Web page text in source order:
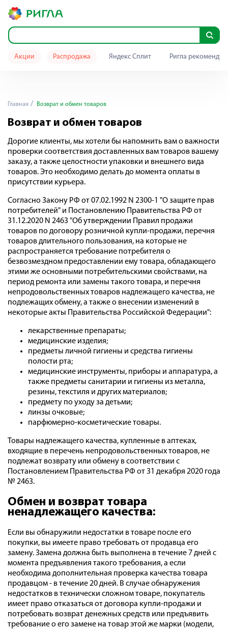
Акции Распродажа Яндекс Сплит Ригла
Главная Возврат и обмен товаров
Возврат и обмен товаров
Дорогие клиенты, мы хотели бы напомнить вам о важности
проверки соответствия доставленных вам товаров вашему
заказу, а также целостности упаковки и внешнего вида
товаров. Это необходимо делать до момента оплаты в
присутствии курьера.
Согласно Закону РФ от 07.02.1992 N 2300-1 "О защите прав
потребителей" и Постановлению Правительства РФ от
31.12.2020 N 2463 "Об утверждении Правил продажи
товаров по договору розничной купли-продажи, перечня
товаров длительного пользования, на которые не
распространяется требование потребителя о
безвозмездном предоставлении ему товара, обладающего
этими же основными потребительскими свойствами, на
период ремонта или замены такого товара, и перечня
непродовольственных товаров надлежащего качества, не
подлежащих обмену, а также о внесении изменений в
некоторые акты Правительства Российской Федерации":
лекарственные препараты;
медицинские изделия;
предметы личной гигиены и средства гигиены
полости рта;
медицинские инструменты, приборы и аппаратура, а
также предметы санитарии и гигиены из металла,
резины, текстиля и других материалов;
предмету по уходу за детьми;
линзы очковые;
парфюмерно-косметические товары.
Товары надлежащего качества, купленные в аптеках,
входящие в перечень непродовольственных товаров, не
подлежат возврату или обмену в соответствии с
Постановлением Правительства РФ от 31 декабря 2020 года
№ 2463.
Обмен и возврат товара
ненадлежащего качества:
Если вы обнаружили недостатки в товаре после его
покупки, вы имеете право требовать от продавца его
замену. Замена должна быть выполнена в течение 7 дней с
момента предъявления такого требования, а если
необходима дополнительная проверка качества товара
продавцом - в течение 20 дней. В случае обнаружения
недостатков в технически сложном товаре, покупатель
имеет право отказаться от договора купли-продажи и
потребовать возврат денежных средств или предъявить
требование о его замене на товар этой же марки (модели,